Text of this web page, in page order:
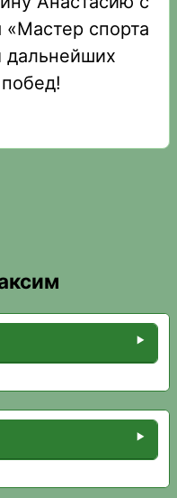
спорта